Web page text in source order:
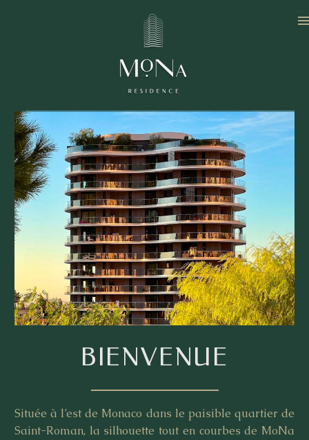
BIENVENUE
Située à l’est de Monaco dans le paisible quartier de
Saint-Roman, la silhouette tout en courbes de MoNa